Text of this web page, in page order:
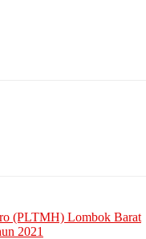
(PLTMH) Lombok Barat
2021